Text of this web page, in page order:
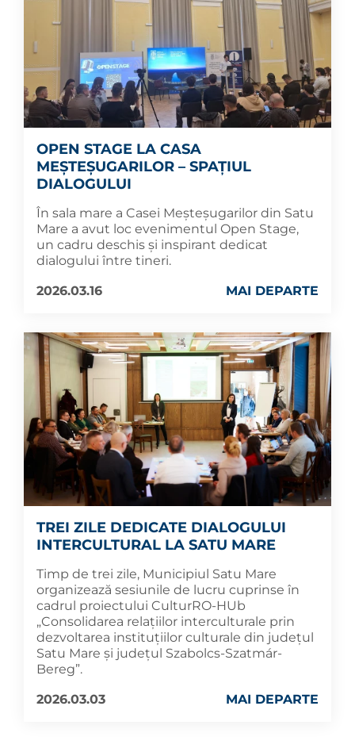
OPEN STAGE LA CASA
MEȘTEȘUGARILOR – SPAȚIUL
DIALOGULUI
În sala mare a Casei Meșteșugarilor din Satu
Mare a avut loc evenimentul Open Stage,
un cadru deschis și inspirant dedicat
dialogului între tineri.
2026.03.16
MAI DEPARTE
TREI ZILE DEDICATE DIALOGULUI
INTERCULTURAL LA SATU MARE
Timp de trei zile, Municipiul Satu Mare
organizează sesiunile de lucru cuprinse în
cadrul proiectului CulturRO-HUb
„Consolidarea relațiilor interculturale prin
dezvoltarea instituțiilor culturale din județul
Satu Mare și județul Szabolcs-Szatmár-
Bereg”.
2026.03.03
MAI DEPARTE